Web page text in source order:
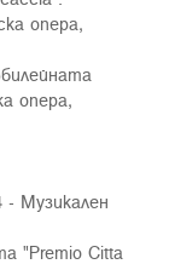
опера,
опера,
- Музикален
"Premio Citta